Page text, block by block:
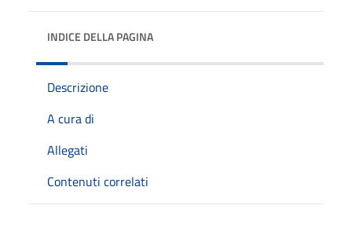
INDICE DELLA PAGINA
Descrizione
A cura di
Allegati
Contenuti correlati